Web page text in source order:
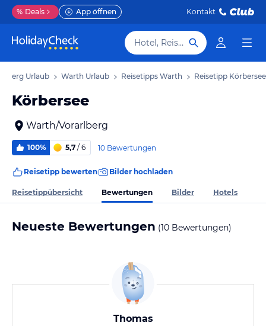
% Deals App öffnen Kontakt
Hotel, Reiseziel
Urlaub Warth Urlaub Reisetipps Warth Reisetipp Körbersee
Körbersee
Warth/Vorarlberg
100% 5,7 / 6 10 Bewertungen
Reisetipp bewerten Bilder hochladen
Reisetippübersicht Bewertungen Bilder Hotels
Neueste Bewertungen (10 Bewertungen)
Thomas